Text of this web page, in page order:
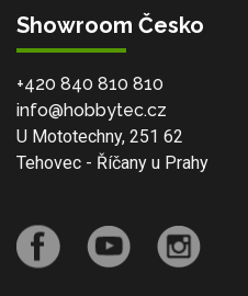
Showroom Česko
+420 840 810 810
info@hobbytec.cz
U Mototechny, 251 62
Tehovec - Říčany u Prahy